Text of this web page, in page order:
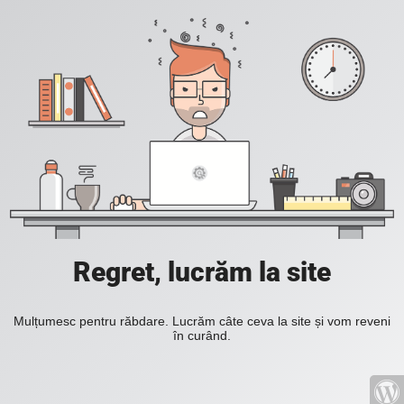
Regret, lucrăm la site
Mulțumesc pentru răbdare. Lucrăm câte ceva la site și vom reveni
în curând.